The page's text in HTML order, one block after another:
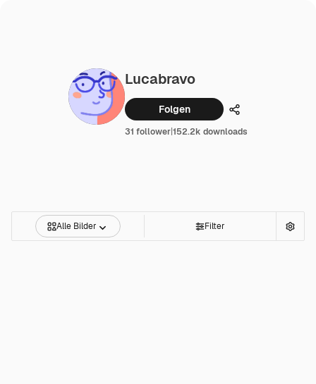
Lucabravo
Folgen Teilen
31 follower|152.2k downloads
Alle Bilder Filter